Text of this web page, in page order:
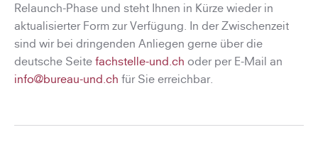
Relaunch-Phase und steht Ihnen in Kürze wieder in
aktualisierter Form zur Verfügung. In der Zwischenzeit
sind wir bei dringenden Anliegen gerne über die
deutsche Seite fachstelle-und.ch oder per E-Mail an
info@bureau-und.ch für Sie erreichbar.